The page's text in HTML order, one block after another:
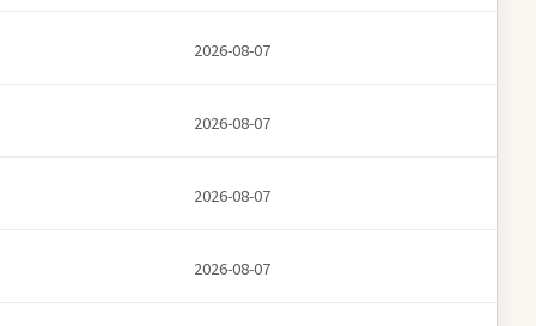
2026-08-07
2026-08-07
2026-08-07
2026-08-07